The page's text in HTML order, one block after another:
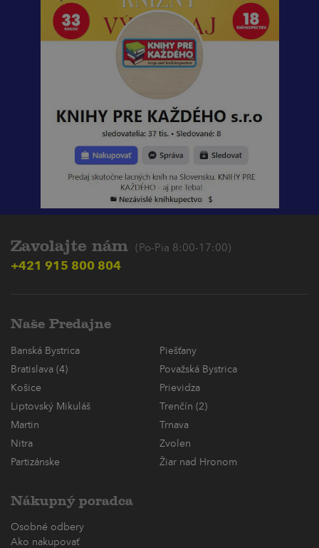
Zavolajte nám (Po-Pia 8:00-17:00)
+421 915 800 804
Naše Predajne
Banská Bystrica
Piešťany
Bratislava (4)
Považská Bystrica
Košice
Prievidza
Liptovský Mikuláš
Trenčín (2)
Martin
Trnava
Nitra
Zvolen
Partizánske
Žiar nad Hronom
Nákupný poradca
Osobné odbery
Ako nakupovať